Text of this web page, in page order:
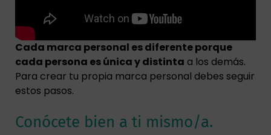
Cada marca personal es diferente porque
cada persona es única y distinta a los demás.
Para crear tu propia marca personal debes seguir
estos pasos.
Conócete bien a ti mismo/a.